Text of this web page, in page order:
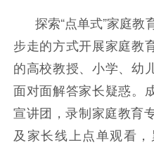
探索“点单式”家庭教
步走的方式开展家庭教
的高校教授、小学、幼
面对面解答家长疑惑。
宣讲团，录制家庭教育
及家长线上点单观看